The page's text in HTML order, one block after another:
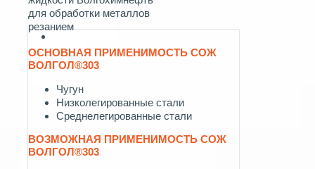
для обработки металлов
резанием
ОСНОВНАЯ ПРИМЕНИМОСТЬ СОЖ
ВОЛГОЛ®303
Чугун
Низколегированные стали
Среднелегированные стали
ВОЗМОЖНАЯ ПРИМЕНИМОСТЬ СОЖ
ВОЛГОЛ®303